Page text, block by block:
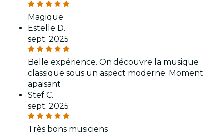
Magique
Estelle D.
sept. 2025
Belle expérience. On découvre la musique
classique sous un aspect moderne. Moment
apaisant
Stef C.
sept. 2025
Très bons musiciens